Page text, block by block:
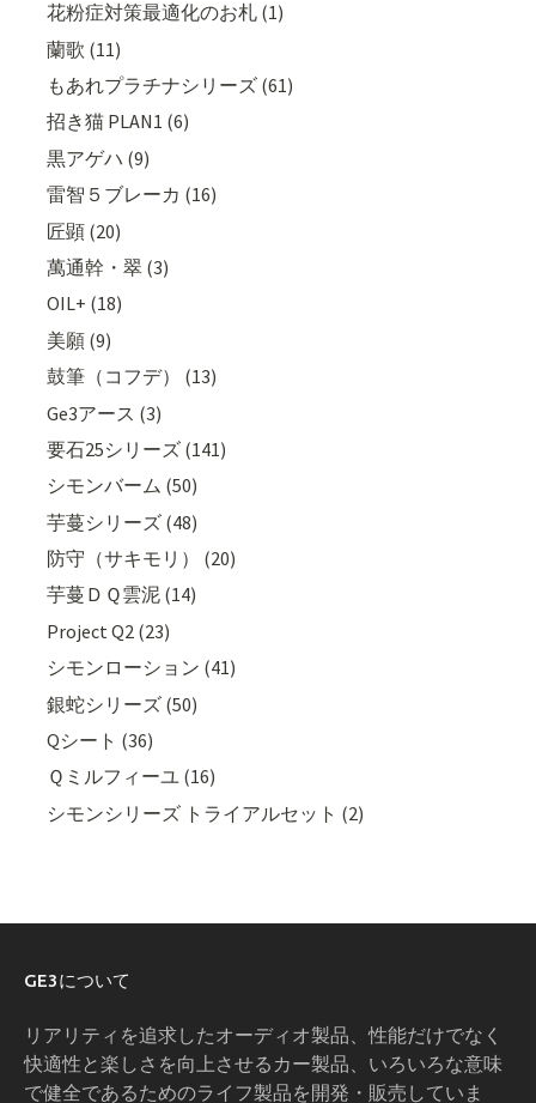
花粉症対策最適化のお札 (1)
蘭歌 (11)
もあれプラチナシリーズ (61)
招き猫 PLAN1 (6)
黒アゲハ (9)
雷智５ブレーカ (16)
匠顕 (20)
萬通幹・翠 (3)
OIL+ (18)
美願 (9)
鼓筆（コフデ） (13)
Ge3アース (3)
要石25シリーズ (141)
シモンバーム (50)
芋蔓シリーズ (48)
防守（サキモリ） (20)
芋蔓ＤＱ雲泥 (14)
Project Q2 (23)
シモンローション (41)
銀蛇シリーズ (50)
Qシート (36)
Ｑミルフィーユ (16)
シモンシリーズ トライアルセット (2)
GE3について
リアリティを追求したオーディオ製品、性能だけでなく
快適性と楽しさを向上させるカー製品、いろいろな意味
で健全であるためのライフ製品を開発・販売していま